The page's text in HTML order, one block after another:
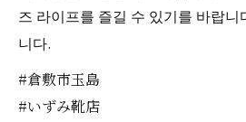
즈 라이프를 즐길 수 있기를 바랍
니다.
#倉敷市玉島
#いずみ靴店